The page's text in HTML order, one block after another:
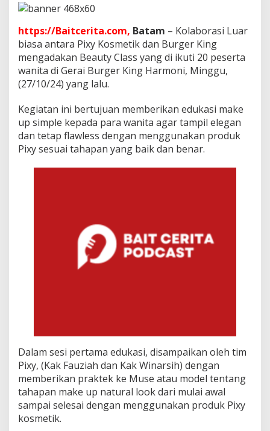
s
e
s
G
r
B
e
a
u
t
https://Baitcerita.com, Batam – Kolaborasi Luar
biasa antara Pixy Kosmetik dan Burger King
mengadakan Beauty Class yang di ikuti 20 peserta
wanita di Gerai Burger King Harmoni, Minggu,
(27/10/24) yang lalu.
Kegiatan ini bertujuan memberikan edukasi make
up simple kepada para wanita agar tampil elegan
dan tetap flawless dengan menggunakan produk
Pixy sesuai tahapan yang baik dan benar.
Dalam sesi pertama edukasi, disampaikan oleh tim
Pixy, (Kak Fauziah dan Kak Winarsih) dengan
memberikan praktek ke Muse atau model tentang
tahapan make up natural look dari mulai awal
sampai selesai dengan menggunakan produk Pixy
kosmetik.